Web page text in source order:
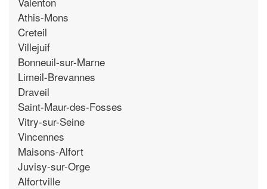
Athis-Mons
Creteil
Villejuif
Bonneuil-sur-Marne
Limeil-Brevannes
Draveil
Saint-Maur-des-Fosses
Vitry-sur-Seine
Vincennes
Maisons-Alfort
Juvisy-sur-Orge
Alfortville